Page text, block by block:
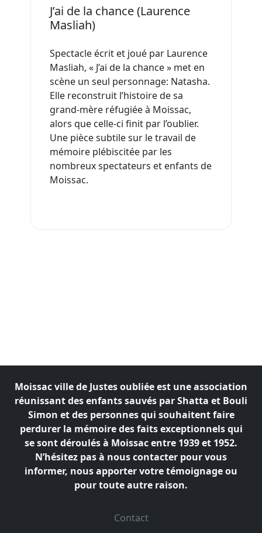
J’ai de la chance (Laurence
Masliah)
Spectacle écrit et joué par Laurence
Masliah, « J’ai de la chance » met en
scène un seul personnage: Natasha.
Elle reconstruit l’histoire de sa
grand-mère réfugiée à Moissac,
alors que celle-ci finit par l’oublier.
Une pièce subtile sur le travail de
mémoire plébiscitée par les
nombreux spectateurs et enfants de
Moissac.
Moissac ville de Justes oubliée est une association
réunissant des enfants sauvés par Shatta et Bouli
Simon et des personnes qui souhaitent faire
perdurer la mémoire des faits exceptionnels qui
se sont déroulés à Moissac entre 1939 et 1952.
N’hésitez pas à nous contacter pour vous
informer, nous apporter votre témoignage ou
pour toute autre raison.
Contact